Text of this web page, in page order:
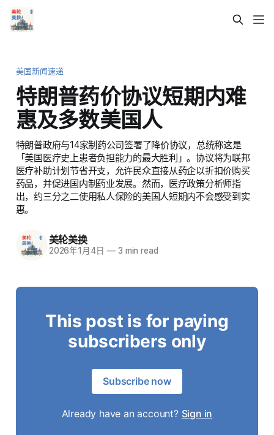
美国新闻速递
特朗普药价协议短期内难
惠及多数美国人
特朗普政府与14家制药公司签署了降价协议，总统称这是
「美国医疗史上患者负担能力的最大胜利」。协议将为联邦
医疗补助计划节省开支，允许民众直接从药企以折扣价购买
药品，并促进国内制药业发展。然而，医疗政策分析师指
出，约三分之二使用私人保险的美国人短期内不会感受到实
惠。
美轮美换
2026年1月4日 —3 min read
This post is for paying
subscribers only
Subscribe now
Already have an account? Sign in